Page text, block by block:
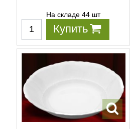
На складе 44 шт
Купить